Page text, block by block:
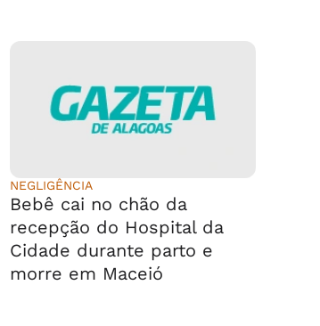
NEGLIGÊNCIA
Bebê cai no chão da
recepção do Hospital da
Cidade durante parto e
morre em Maceió